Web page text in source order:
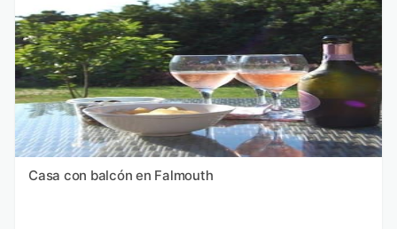
Casa con balcón en Falmouth